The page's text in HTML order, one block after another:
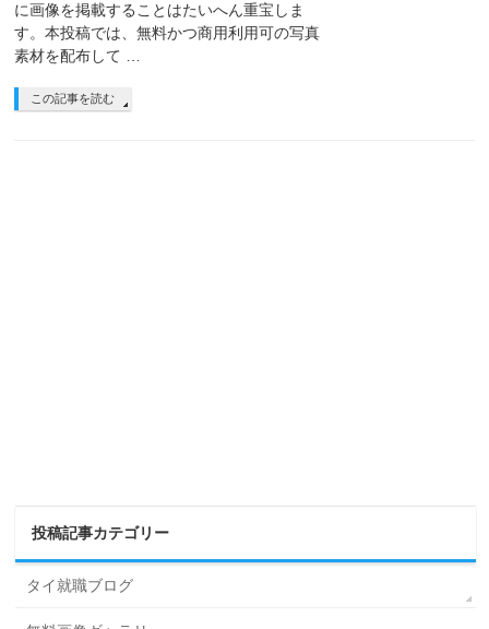
に画像を掲載することはたいへん重宝しま
す。本投稿では、無料かつ商用利用可の写真
素材を配布して …
この記事を読む
投稿記事カテゴリー
タイ就職ブログ